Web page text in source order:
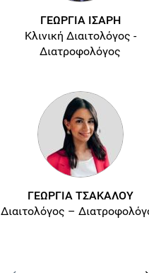
ΓΕΩΡΓΙΑ ΙΣΑΡΗ
Κλινική Διαιτολόγος -
Διατροφολόγος
ΓΕΩΡΓΙΑ ΤΣΑΚΑΛΟΥ
Διαιτολόγος –